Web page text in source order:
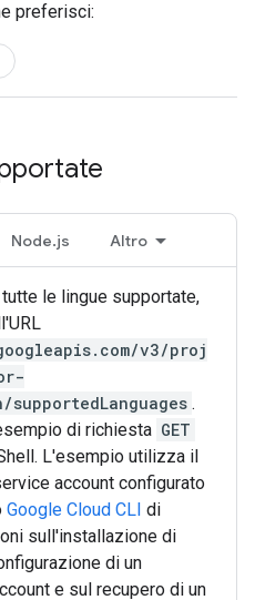
preferisci:
Node.js Altro
le lingue supportate,
v3/proj
.
di richiesta GET
L'esempio utilizza il
account configurato
Google Cloud CLI di
sull'installazione di
di un
e sul recupero di un